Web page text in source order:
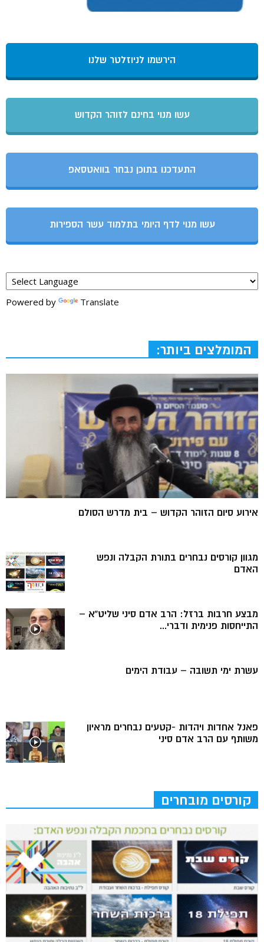
הירשמו לניוזלטר שלנו
עשו מנוי בחינם לזוהר הקדוש
התעדכנו בתוכן נבחר בוואטסאפ
עשו מנוי לדף היומי בתלמוד עשר הספירות
Powered by Translate
המומלצים ביותר:
אירוע סיום הזוהר הקדוש – בית מדרש הסולם
מגוון קורסים נבחרים בתורת הקבלה ונפש
האדם
מבצע חרבות ברזל: הרב אדם סיני שליט”א –
התייחסות פנימית ודברי...
עשרת ימי תשובה – עבודת הימים
פאנל אחדות ויהדות -קטעים נבחרים מראיון
משותף עם הרב אדם סיני
קורסים מובחרים